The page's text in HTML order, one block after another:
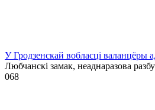
У Гродзенскай вобласці
Любчанскі замак, неаднаразова
068